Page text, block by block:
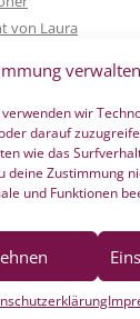
verwalten
wir
darauf
wie das
deine Zustimmung
und Funktionen
von Laura
Crashkurs
August 2019